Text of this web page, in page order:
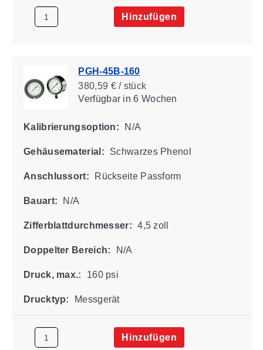
Hinzufügen
PGH-45B-160
380,59 € / stück
Verfügbarin 6 Wochen
Kalibrierungsoption: N/A
Gehäusematerial: Schwarzes Phenol
Anschlussort: Rückseite Passform
Bauart: N/A
Zifferblattdurchmesser: 4,5 zoll
Doppelter Bereich: N/A
Druck, max.: 160 psi
Drucktyp: Messgerät
Hinzufügen